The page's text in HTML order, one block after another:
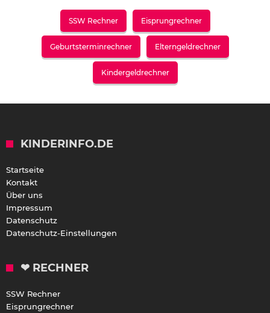
SSW Rechner Eisprungrechner
Geburtsterminrechner Elterngeldrechner
Kindergeldrechner
KINDERINFO.DE
Startseite
Kontakt
Über uns
Impressum
Datenschutz
Datenschutz-Einstellungen
❤ RECHNER
SSW Rechner
Eisprungrechner